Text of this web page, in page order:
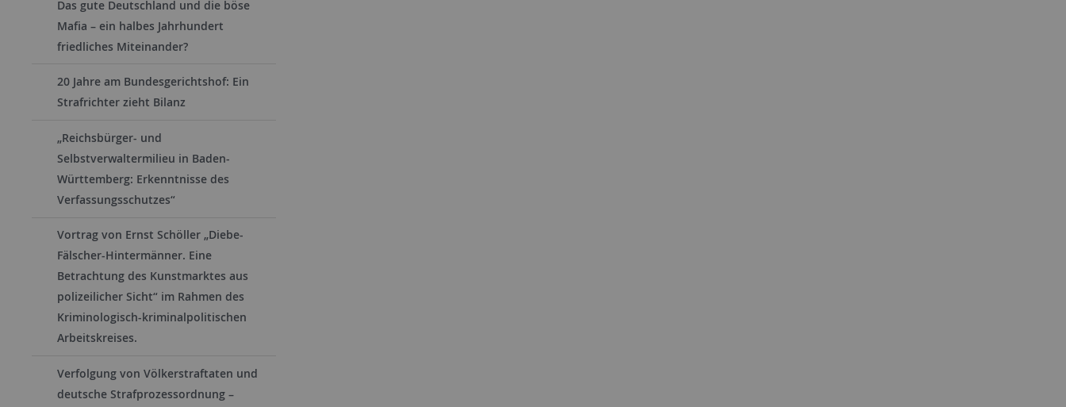
Das gute Deutschland und die böse
Mafia – ein halbes Jahrhundert
friedliches Miteinander?
20 Jahre am Bundesgerichtshof: Ein
Strafrichter zieht Bilanz
„Reichsbürger- und
Selbstverwaltermilieu in Baden-
Württemberg: Erkenntnisse des
Verfassungsschutzes“
Vortrag von Ernst Schöller „Diebe-
Fälscher-Hintermänner. Eine
Betrachtung des Kunstmarktes aus
polizeilicher Sicht“ im Rahmen des
Kriminologisch-kriminalpolitischen
Arbeitskreises.
Verfolgung von Völkerstraftaten und
deutsche Strafprozessordnung –